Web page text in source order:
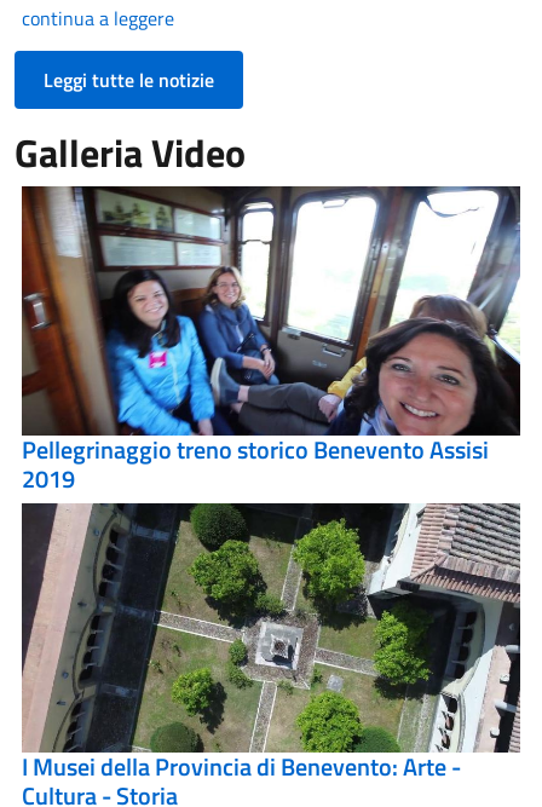
continua a leggere
Leggi tutte le notizie
Galleria Video
Pellegrinaggio treno storico Benevento Assisi
2019
I Musei della Provincia di Benevento: Arte -
Cultura - Storia